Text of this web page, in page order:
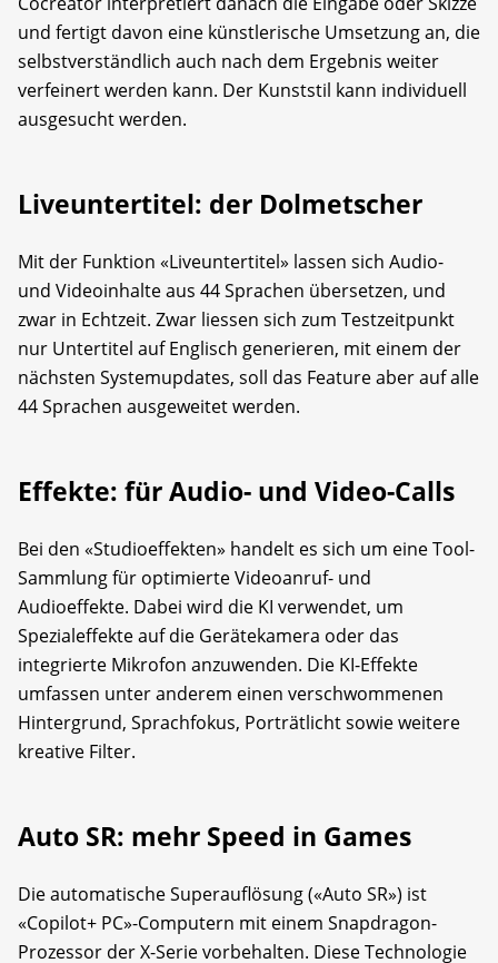
und fertigt davon eine künstlerische Umsetzung an, die
selbstverständlich auch nach dem Ergebnis weiter
verfeinert werden kann. Der Kunststil kann individuell
ausgesucht werden.
Liveuntertitel: der Dolmetscher
Mit der Funktion «Liveuntertitel» lassen sich Audio-
und Videoinhalte aus 44 Sprachen übersetzen, und
zwar in Echtzeit. Zwar liessen sich zum Testzeitpunkt
nur Untertitel auf Englisch generieren, mit einem der
nächsten System­updates, soll das Feature aber auf alle
44 Sprachen ausgeweitet werden.
Effekte: für Audio- und Video-Calls
Bei den «Studioeffekten» handelt es sich um eine Tool-
Sammlung für optimierte Video­anruf- und
Audioeffekte. Dabei wird die KI verwendet, um
Spezialeffekte auf die Gerätekamera oder das
integrierte Mikrofon anzuwenden. Die KI-Effekte
umfassen unter anderem einen verschwommenen
Hintergrund, Sprachfokus, Porträtlicht sowie weitere
kreative Filter.
Auto SR: mehr Speed in Games
Die automatische Superauflösung («Auto SR») ist
«Copilot+ PC»-Computern mit einem Snapdragon-
Prozessor der X-Serie vorbehalten. Diese Technologie